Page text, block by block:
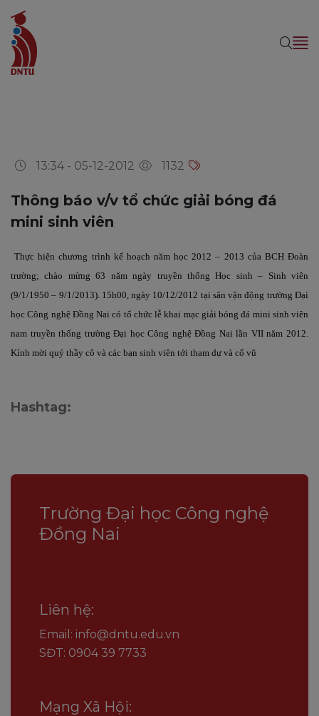
13:34 - 05-12-2012 1132
Thông báo v/v tổ chức giải bóng đá
mini sinh viên
Thực hiện chương trình kế hoạch năm học 2012 – 2013 của BCH Đoàn
trường; chào mừng 63 năm ngày truyền thống Học sinh – Sinh viên
(9/1/1950 – 9/1/2013). 15h00, ngày 10/12/2012 tại sân vận động trường Đại
học Công nghệ Đồng Nai có tổ chức lễ khai mạc giải bóng đá mini sinh viên
nam truyền thống trường Đại học Công nghệ Đồng Nailần VII năm 2012.
Kính mời quý thầy cô và các bạn sinh viên tới tham dự và cổ vũ
Hashtag:
Trường Đại học Công nghệ
Đồng Nai
Liên hệ:
Email: info@dntu.edu.vn
SĐT: 0904 39 7733
Mạng Xã Hội: